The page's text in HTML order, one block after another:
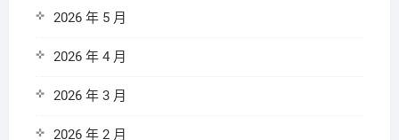
2026 年 5 月
2026 年 4 月
2026 年 3 月
2026 年 2 月